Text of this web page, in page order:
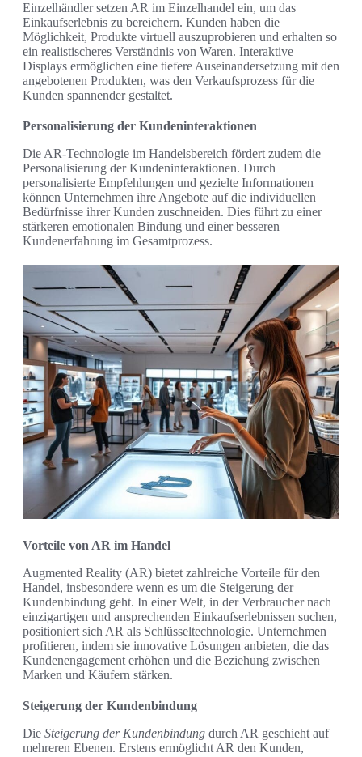
Einzelhändler setzen AR im Einzelhandel ein, um das
Einkaufserlebnis zu bereichern. Kunden haben die
Möglichkeit, Produkte virtuell auszuprobieren und erhalten so
ein realistischeres Verständnis von Waren. Interaktive
Displays ermöglichen eine tiefere Auseinandersetzung mit den
angebotenen Produkten, was den Verkaufsprozess für die
Kunden spannender gestaltet.
Personalisierung der Kundeninteraktionen
Die AR-Technologie im Handelsbereich fördert zudem die
Personalisierung der Kundeninteraktionen. Durch
personalisierte Empfehlungen und gezielte Informationen
können Unternehmen ihre Angebote auf die individuellen
Bedürfnisse ihrer Kunden zuschneiden. Dies führt zu einer
stärkeren emotionalen Bindung und einer besseren
Kundenerfahrung im Gesamtprozess.
Vorteile von AR im Handel
Augmented Reality (AR) bietet zahlreiche Vorteile für den
Handel, insbesondere wenn es um die Steigerung der
Kundenbindung geht. In einer Welt, in der Verbraucher nach
einzigartigen und ansprechenden Einkaufserlebnissen suchen,
positioniert sich AR als Schlüsseltechnologie. Unternehmen
profitieren, indem sie innovative Lösungen anbieten, die das
Kundenengagement erhöhen und die Beziehung zwischen
Marken und Käufern stärken.
Steigerung der Kundenbindung
Die Steigerung der Kundenbindung durch AR geschieht auf
mehreren Ebenen. Erstens ermöglicht AR den Kunden,